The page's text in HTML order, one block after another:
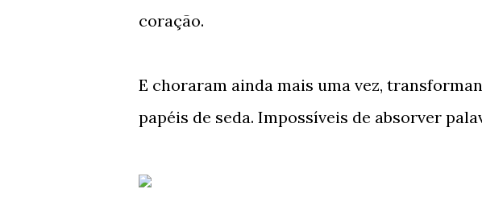
coração.
E choraram ainda mais uma vez,
papéis de seda. Impossíveis de absorver